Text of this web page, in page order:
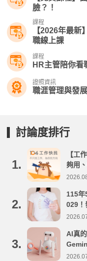
臉？！
課程
【2026年最新
職線上課
課程
HR主管陪你看
證照資訊
職涯管理與發
討論度排行
1.
【工
夠用
2.
115年
029！
3.
AI真